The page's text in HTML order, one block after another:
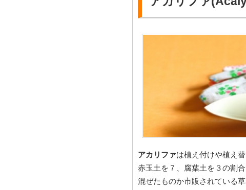
アカリファは植え付けや植え
赤玉土を７、腐葉土を３の割
混ぜたものか市販されている